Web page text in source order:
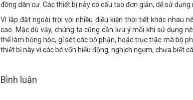
đồng dân cư. Các thiết bị này có cấu tạo đơn giản, dễ sử
Vì lắp đặt ngoài trời với nhiều điều kiện thời tiết khác nhau
cao. Mặc dù vậy, chúng ta cũng cần lưu ý mỗi khi sử dụng
thể làm hỏng hóc, gỉ sét các bộ phận, hoặc trục trặc mà bộ
thiết bị này vì các bé vốn hiếu động, nghịch ngợm, chưa biết
Bình luận